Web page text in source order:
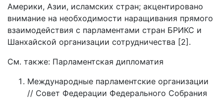
Америки, Азии, исламских стран; акцентировано
внимание на необходимости наращивания прямого
взаимодействия с парламентами стран БРИКС и
Шанхайской организации сотрудничества [2].
См. также: Парламентская дипломатия
Международные парламентские организации
// Совет Федерации Федерального Собрания